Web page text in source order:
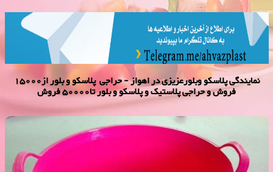
نمایندگی پلاسكو وبلورعزیزی در اهواز - حراجی پلاسکو و بلور از15000
فروش و حراجی پلاستیک و پلاسکو و بلور تا50000 فروش